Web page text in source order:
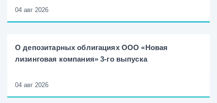
04 авг 2026
О депозитарных облигациях ООО «Новая
лизинговая компания» 3-го выпуска
04 авг 2026